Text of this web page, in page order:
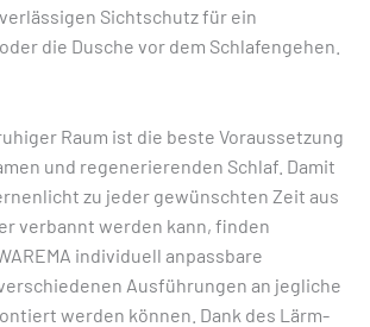
Sichtschutz für ein
die Dusche vor dem Schlafengehen.
Raum ist die beste Voraussetzung
und regenerierenden Schlaf. Damit
zu jeder gewünschten Zeit aus
verbannt werden kann, finden
individuell anpassbare
Ausführungen an jegliche
werden können. Dank des Lärm-